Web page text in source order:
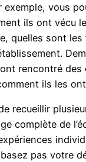
exemple, vous
ils ont vécu
quelles sont les
rencontré des
ils les
recueillir
complète de
pas votre